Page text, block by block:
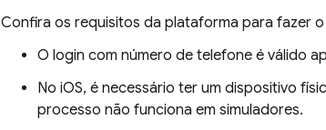
Confira os requisitos da plataforma para fazer
O login com número de telefone é válido
No iOS, é necessário ter um dispositivo
processo não funciona em simuladores.